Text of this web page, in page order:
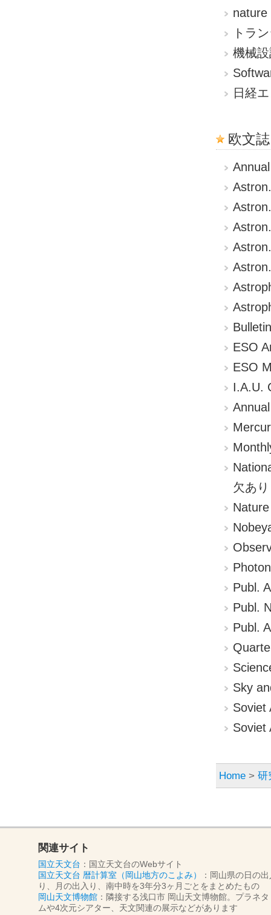
nature
トラ
機械
日経
欧文
ESO
ESO
I.A.U.
欠あり
Publ.
Publ.
Publ.
Sky
Soviet
Soviet
Home > 研
関連サイト
国立天文台 ：国立天文台のWebサイト
国立天文台 暦計算室（岡山地方のこよみ）
：岡山県の日の
り、月の出入り、南中時を3年分3ヶ月ごとをまとめたもの
岡山天文博物館 ：隣接する浅口市 岡山天文博物館。プラネタ
ムや4次元シアター、天文関連の展示などがあります